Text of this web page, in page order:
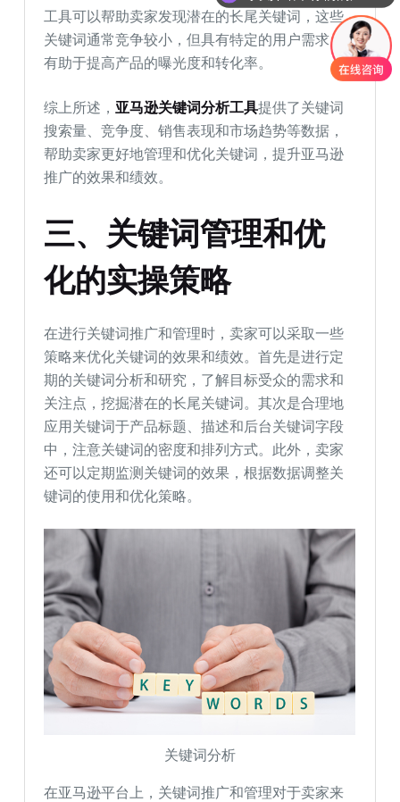
工具可以帮助卖家发现潜在的长尾关键词，这些
关键词通常竞争较小，但具有特定的用户需求，
有助于提高产品的曝光度和转化率。
综上所述，亚马逊关键词分析工具提供了关键词
搜索量、竞争度、销售表现和市场趋势等数据，
帮助卖家更好地管理和优化关键词，提升亚马逊
推广的效果和绩效。
三、关键词管理和优
化的实操策略
在进行关键词推广和管理时，卖家可以采取一些
策略来优化关键词的效果和绩效。首先是进行定
期的关键词分析和研究，了解目标受众的需求和
关注点，挖掘潜在的长尾关键词。其次是合理地
应用关键词于产品标题、描述和后台关键词字段
中，注意关键词的密度和排列方式。此外，卖家
还可以定期监测关键词的效果，根据数据调整关
键词的使用和优化策略。
关键词分析
在亚马逊平台上，关键词推广和管理对于卖家来
你们是怎么收费的呢